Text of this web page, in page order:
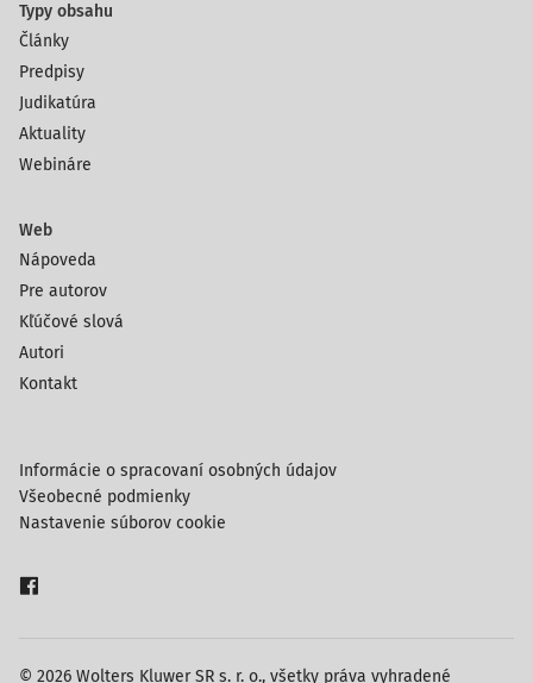
Typy obsahu
Články
Predpisy
Judikatúra
Aktuality
Webináre
Web
Nápoveda
Pre autorov
Kľúčové slová
Autori
Kontakt
© 2026 Wolters Kluwer SR s. r. o., všetky práva vyhradené
Informácie o spracovaní osobných údajov
Všeobecné podmienky
Nastavenie súborov cookie